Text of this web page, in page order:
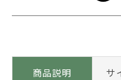
商品説明 サ